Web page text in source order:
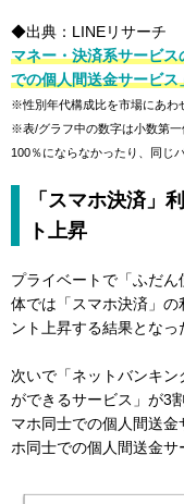
◆出典：LINEリサーチ
マネー・決済系サービ
での個人間送金サービス
※性別年代構成比を市場にあわ
※表/グラフ中の数字は小数第
100％にならなかったり、同じ
「スマホ決済」
ト上昇
プライベートで「ふだ
体では「スマホ決済」
ント上昇する結果となっ
次いで「ネットバンキン
ができるサービス」が3
マホ同士での個人間送
ホ同士での個人間送金サ